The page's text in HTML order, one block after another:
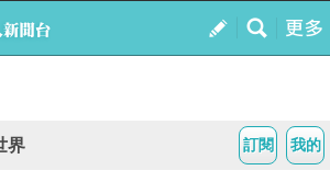
我的
訂閱
界